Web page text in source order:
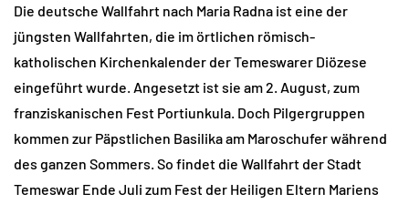
Die deutsche Wallfahrt nach Maria Radna ist eine der
jüngsten Wallfahrten, die im örtlichen römisch-
katholischen Kirchenkalender der Temeswarer Diözese
eingeführt wurde. Angesetzt ist sie am 2. August, zum
franziskanischen Fest Portiunkula. Doch Pilgergruppen
kommen zur Päpstlichen Basilika am Maroschufer während
des ganzen Sommers. So findet die Wallfahrt der Stadt
Temeswar Ende Juli zum Fest der Heiligen Eltern Mariens